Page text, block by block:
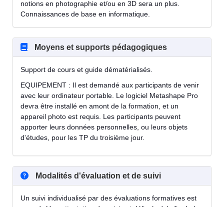
notions en photographie et/ou en 3D sera un plus.
Connaissances de base en informatique.
Moyens et supports pédagogiques
Support de cours et guide dématérialisés.
EQUIPEMENT : Il est demandé aux participants de venir
avec leur ordinateur portable. Le logiciel Metashape Pro
devra être installé en amont de la formation, et un
appareil photo est requis. Les participants peuvent
apporter leurs données personnelles, ou leurs objets
d'études, pour les TP du troisième jour.
Modalités d'évaluation et de suivi
Un suivi individualisé par des évaluations formatives est